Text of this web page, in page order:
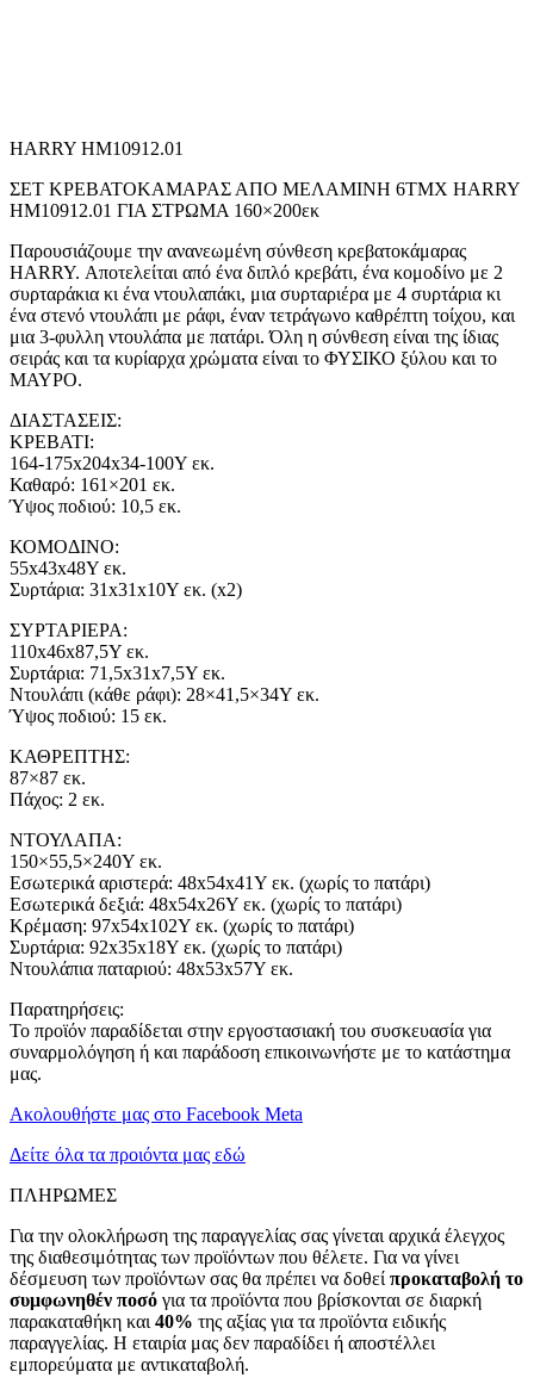
HARRY HM10912.01
ΣΕΤ ΚΡΕΒΑΤΟΚΑΜΑΡΑΣ ΑΠΟ ΜΕΛΑΜΙΝΗ 6ΤΜΧ HARRY
HM10912.01 ΓΙΑ ΣΤΡΩΜΑ 160×200εκ
Παρουσιάζουμε την ανανεωμένη σύνθεση κρεβατοκάμαρας
HARRY. Αποτελείται από ένα διπλό κρεβάτι, ένα κομοδίνο με 2
συρταράκια κι ένα ντουλαπάκι, μια συρταριέρα με 4 συρτάρια κι
ένα στενό ντουλάπι με ράφι, έναν τετράγωνο καθρέπτη τοίχου, και
μια 3-φυλλη ντουλάπα με πατάρι. Όλη η σύνθεση είναι της ίδιας
σειράς και τα κυρίαρχα χρώματα είναι το ΦΥΣΙΚΟ ξύλου και το
ΜΑΥΡΟ.
ΔΙΑΣΤΑΣΕΙΣ:
ΚΡΕΒΑΤΙ:
164-175x204x34-100Υ εκ.
Καθαρό: 161×201 εκ.
Ύψος πoδιού: 10,5 εκ.
ΚΟΜΟΔΙΝΟ:
55x43x48Υ εκ.
Συρτάρια: 31x31x10Υ εκ. (x2)
ΣΥΡΤΑΡΙΕΡΑ:
110x46x87,5Υ εκ.
Συρτάρια: 71,5x31x7,5Υ εκ.
Ντουλάπι (κάθε ράφι): 28×41,5×34Υ εκ.
Ύψος πoδιού: 15 εκ.
ΚΑΘΡΕΠΤΗΣ:
87×87 εκ.
Πάχος: 2 εκ.
ΝΤΟΥΛΑΠΑ:
150×55,5×240Υ εκ.
Εσωτερικά αριστερά: 48x54x41Υ εκ. (χωρίς το πατάρι)
Εσωτερικά δεξιά: 48x54x26Υ εκ. (χωρίς το πατάρι)
Κρέμαση: 97x54x102Υ εκ. (χωρίς το πατάρι)
Συρτάρια: 92x35x18Υ εκ. (χωρίς το πατάρι)
Ντουλάπια παταριού: 48x53x57Υ εκ.
Παρατηρήσεις:
Το προϊόν παραδίδεται στην εργοστασιακή του συσκευασία για
συναρμολόγηση ή και παράδοση επικοινωνήστε με το κατάστημα
μας.
Ακολουθήστε μας στο Facebook Meta
Δείτε όλα τα προιόντα μας εδώ
ΠΛΗΡΩΜΕΣ
Για την ολοκλήρωση της παραγγελίας σας γίνεται αρχικά έλεγχος
της διαθεσιμότητας των προϊόντων που θέλετε. Για να γίνει
δέσμευση των προϊόντων σας θα πρέπει να δοθεί προκαταβολή το
συμφωνηθέν ποσό για τα προϊόντα που βρίσκονται σε διαρκή
παρακαταθήκη και 40% της αξίας για τα προϊόντα ειδικής
παραγγελίας. Η εταιρία μας δεν παραδίδει ή αποστέλλει
εμπορεύματα με αντικαταβολή.